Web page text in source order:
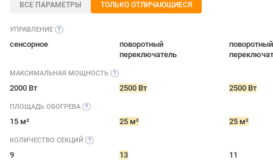
ВСЕ ПАРАМЕТРЫ ТОЛЬКО ОТЛИЧАЮЩИЕСЯ
УПРАВЛЕНИЕ
сенсорное
поворотный
переключатель
поворотный
МАКСИМАЛЬНАЯ МОЩНОСТЬ
2000 Вт 2500 Вт 2500 Вт
ПЛОЩАДЬ ОБОГРЕВА
15 м² 25 м² 25 м²
КОЛИЧЕСТВО СЕКЦИЙ
9 13 11